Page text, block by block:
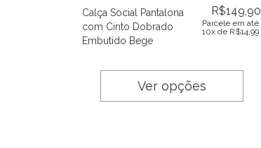
Calça Social Pantalona
com Cinto Dobrado
Embutido Bege
R$149,90
Parcele em até
10x de R$14,99
Ver opções